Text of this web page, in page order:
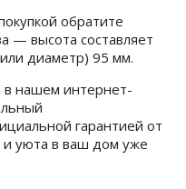
обратите
— высота составляет
диаметр) 95 мм.
нашем интернет-
гарантией от
и уюта в ваш дом уже